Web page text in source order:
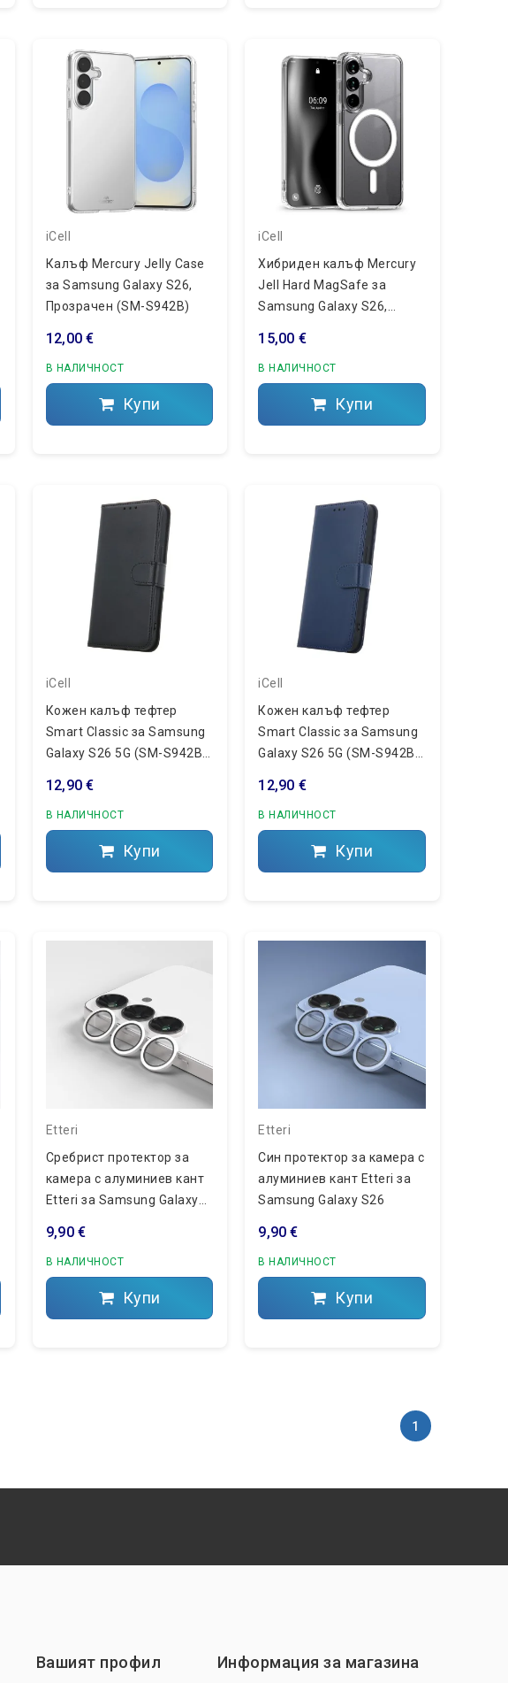
iCell
Калъф Mercury Jelly Case
за Samsung Galaxy S26,
Прозрачен (SM-S942B)
12,00 €
В НАЛИЧНОСТ
Купи
iCell
Хибриден калъф Mercury
Jell Hard MagSafe за
Samsung Galaxy S26,
15,00 €
В НАЛИЧНОСТ
Купи
iCell
Кожен калъф тефтер
Smart Classic за Samsung
Galaxy S26 5G (SM-S942B),
12,90 €
В НАЛИЧНОСТ
Купи
iCell
Кожен калъф тефтер
Smart Classic за Samsung
Galaxy S26 5G (SM-S942B),
12,90 €
В НАЛИЧНОСТ
Купи
Etteri
Сребрист протектор за
камера с алуминиев кант
Etteri за Samsung Galaxy
9,90 €
В НАЛИЧНОСТ
Купи
Etteri
Син протектор за камера с
алуминиев кант Etteri за
Samsung Galaxy S26
9,90 €
В НАЛИЧНОСТ
Купи
1
Вашият профил Информация за магазина